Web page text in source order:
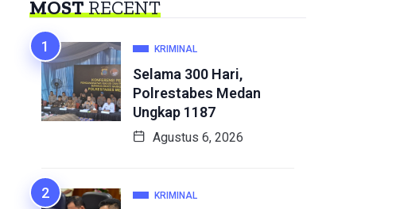
MOSTRECENT
KRIMINAL
Selama 300 Hari,
Polrestabes Medan
Ungkap 1187
Agustus 6, 2026
KRIMINAL